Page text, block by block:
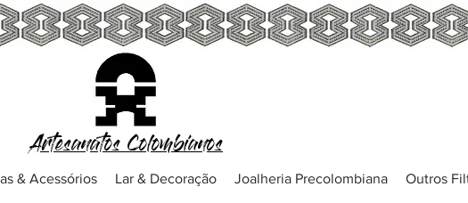
Artesanatos Colombianos
& Acessórios Lar & Decoração Joalheria Precolombiana Outros